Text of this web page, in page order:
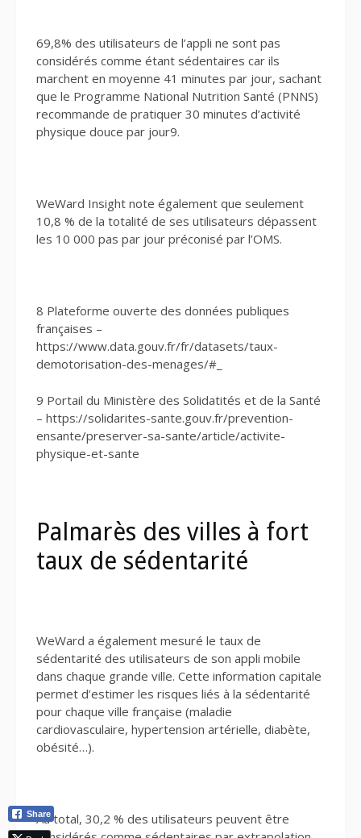
69,8% des utilisateurs de l’appli ne sont pas
considérés comme étant sédentaires car ils
marchent en moyenne 41 minutes par jour, sachant
que le Programme National Nutrition Santé (PNNS)
recommande de pratiquer 30 minutes d’activité
physique douce par jour9.
WeWard Insight note également que seulement
10,8 % de la totalité de ses utilisateurs dépassent
les 10 000 pas par jour préconisé par l’OMS.
8 Plateforme ouverte des données publiques
françaises –
https://www.data.gouv.fr/fr/datasets/taux-
demotorisation-des-menages/#_
9 Portail du Ministère des Solidatités et de la Santé
– https://solidarites-sante.gouv.fr/prevention-
ensante/preserver-sa-sante/article/activite-
physique-et-sante
Palmarès des villes à fort
taux de sédentarité
WeWard a également mesuré le taux de
sédentarité des utilisateurs de son appli mobile
dans chaque grande ville. Cette information capitale
permet d’estimer les risques liés à la sédentarité
pour chaque ville française (maladie
cardiovasculaire, hypertension artérielle, diabète,
obésité…).
Au total, 30,2 % des utilisateurs peuvent être
Share